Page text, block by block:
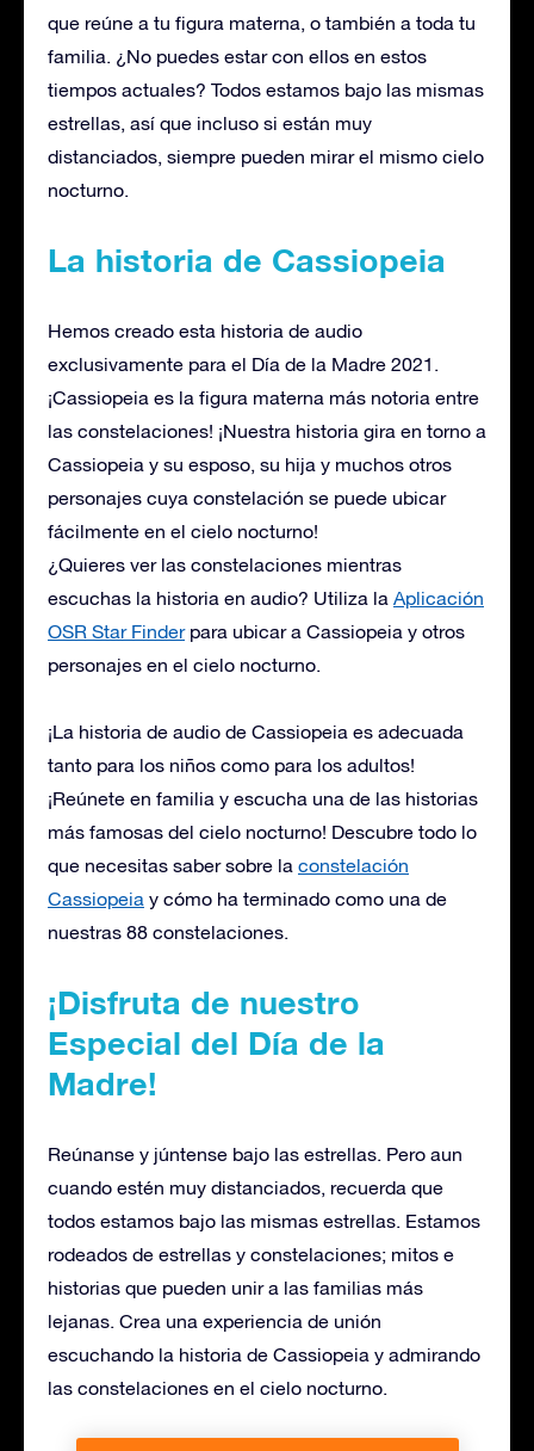
que reúne a tu figura materna, o también a toda tu
familia. ¿No puedes estar con ellos en estos
tiempos actuales? Todos estamos bajo las mismas
estrellas, así que incluso si están muy
distanciados, siempre pueden mirar el mismo cielo
nocturno.
La historia de Cassiopeia
Hemos creado esta historia de audio
exclusivamente para el Día de la Madre 2021.
¡Cassiopeia es la figura materna más notoria entre
las constelaciones! ¡Nuestra historia gira en torno a
Cassiopeia y su esposo, su hija y muchos otros
personajes cuya constelación se puede ubicar
fácilmente en el cielo nocturno!
¿Quieres ver las constelaciones mientras
escuchas la historia en audio? Utiliza la Aplicación
OSR Star Finderpara ubicar a Cassiopeia y otros
personajes en el cielo nocturno.
¡La historia de audio de Cassiopeia es adecuada
tanto para los niños como para los adultos!
¡Reúnete en familia y escucha una de las historias
más famosas del cielo nocturno! Descubre todo lo
que necesitas saber sobre la constelación
Cassiopeia y cómo ha terminado como una de
nuestras 88 constelaciones.
¡Disfruta de nuestro
Especial del Día de la
Madre!
Reúnanse y júntense bajo las estrellas. Pero aun
cuando estén muy distanciados, recuerda que
todos estamos bajo las mismas estrellas. Estamos
rodeados de estrellas y constelaciones; mitos e
historias que pueden unir a las familias más
lejanas. Crea una experiencia de unión
escuchando la historia de Cassiopeia y admirando
las constelaciones en el cielo nocturno.